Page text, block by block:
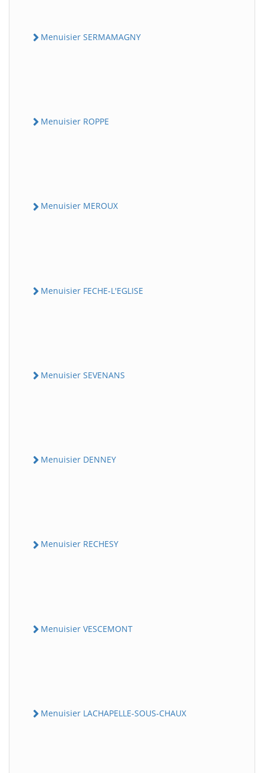
Menuisier SERMAMAGNY
Menuisier ROPPE
Menuisier MEROUX
Menuisier FECHE-L'EGLISE
Menuisier SEVENANS
Menuisier DENNEY
Menuisier RECHESY
Menuisier VESCEMONT
Menuisier LACHAPELLE-SOUS-CHAUX